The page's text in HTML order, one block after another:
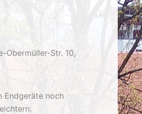
Obermüller-Str. 10,
Endgeräte noch